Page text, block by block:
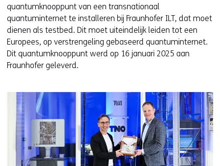
quantumknooppunt van een transnationaal
quantuminternet te installeren bij Fraunhofer ILT, dat moet
dienen als testbed. Dit moet uiteindelijk leiden tot een
Europees, op verstrengeling gebaseerd quantuminternet.
Dit quantumknooppunt werd op 16 januari 2025 aan
Fraunhofer geleverd.